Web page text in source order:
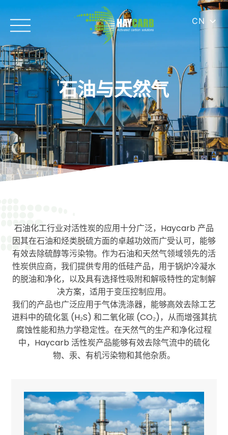
CN
石油与天然气
石油化工行业对活性炭的应用十分广泛，Haycarb 产品
因其在石油和烃类脱硫方面的卓越功效而广受认可，能够
有效去除硫醇等污染物。作为石油和天然气领域领先的活
性炭供应商，我们提供专用的低硅产品，用于锅炉冷凝水
的脱油和净化，以及具有选择性吸附和解吸特性的定制解
决方案，适用于变压控制应用。
我们的产品也广泛应用于气体洗涤器，能够高效去除工艺
进料中的硫化氢 (H₂S) 和二氧化碳 (CO₂)，从而增强其抗
腐蚀性能和热力学稳定性。在天然气的生产和净化过程
中，Haycarb 活性炭产品能够有效去除气流中的硫化
物、汞、有机污染物和其他杂质。